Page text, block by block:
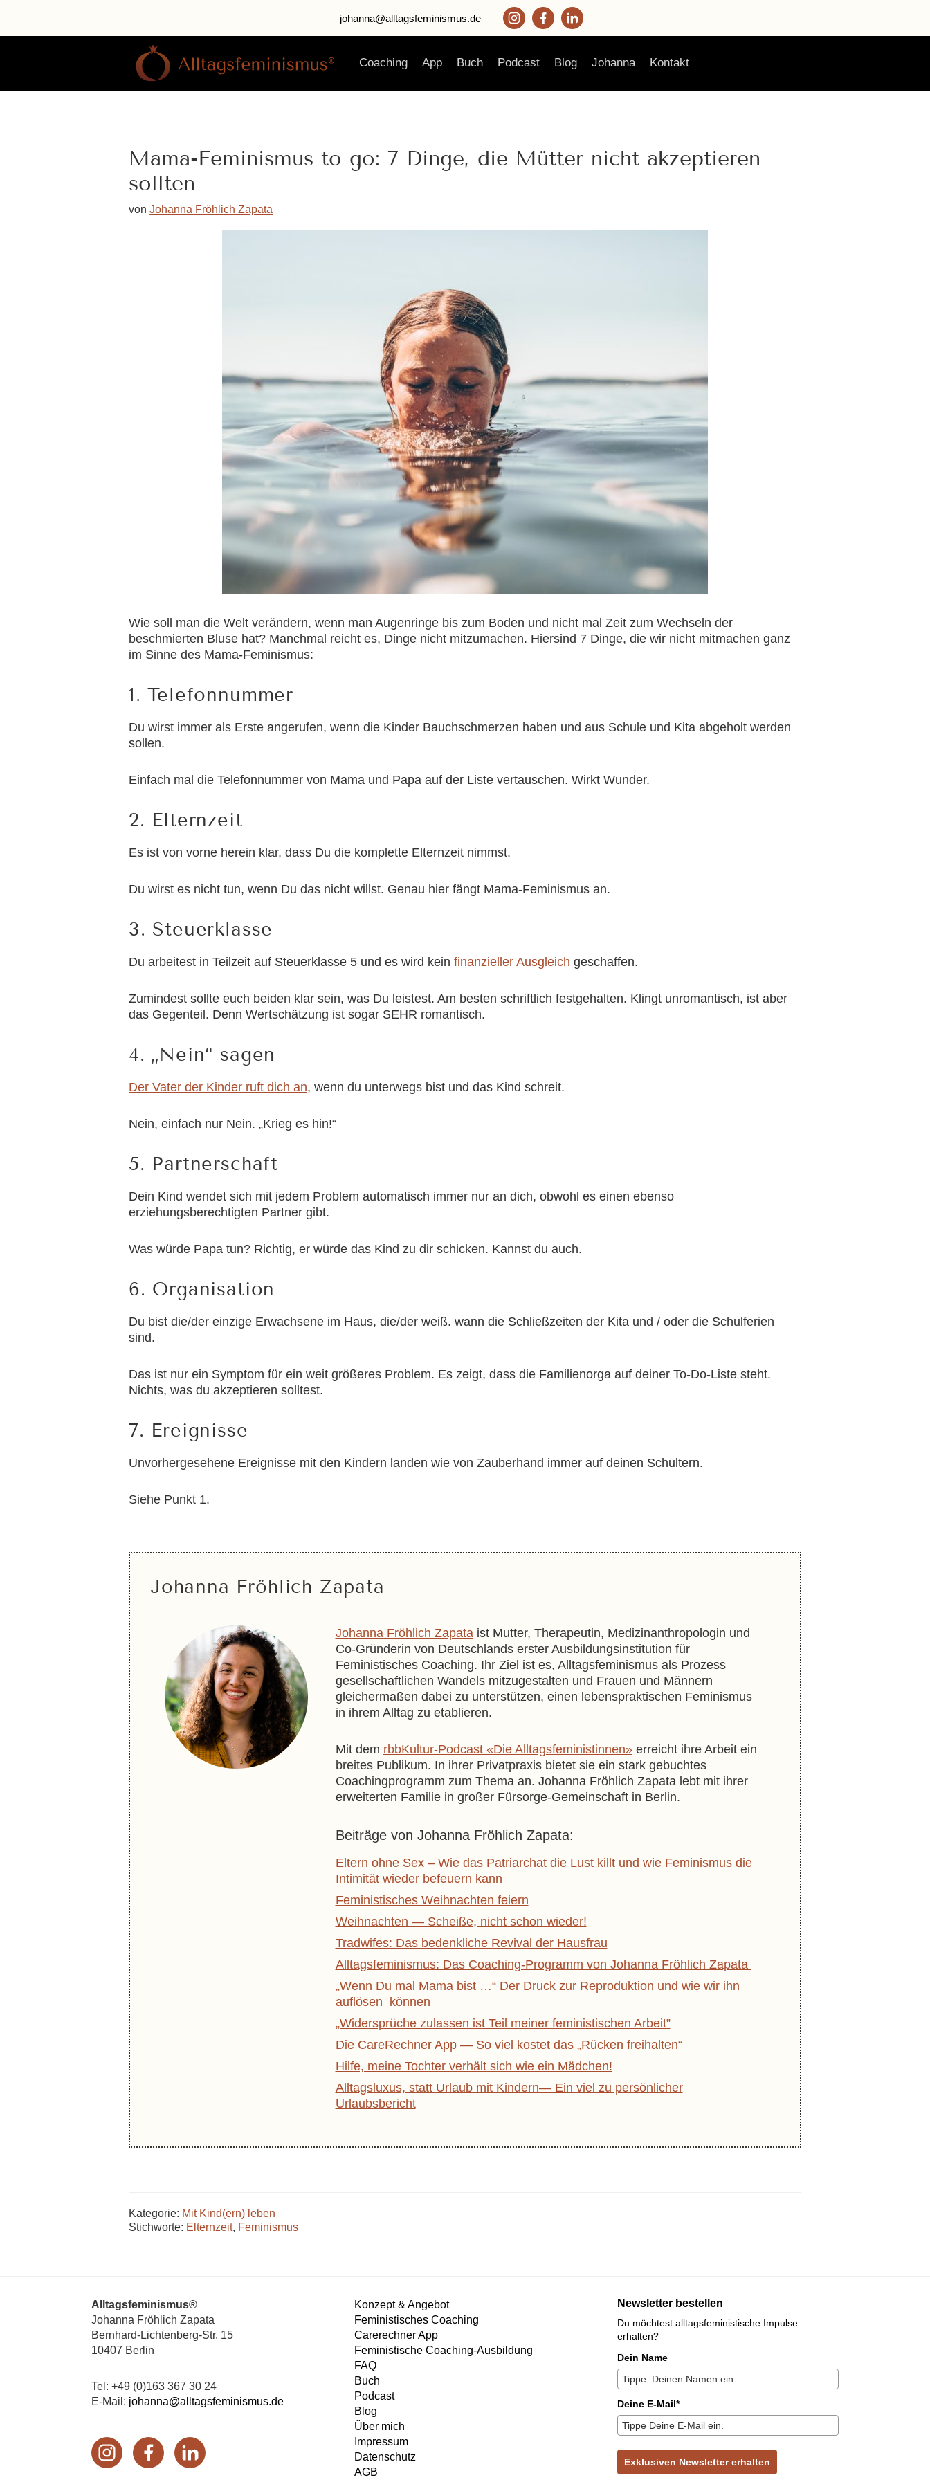
springen
springen
springen
johanna@alltagsfeminismus.de
Coaching App Buch Podcast Blog Johanna Kontakt
Mama-Feminismus to go: 7 Dinge, die Mütter nicht akzeptieren
sollten
von Johanna Fröhlich Zapata
Wie soll man die Welt verändern, wenn man Augenringe bis zum Boden und nicht mal Zeit zum Wechseln der
beschmierten Bluse hat? Manchmal reicht es, Dinge nicht mitzumachen. Hiersind 7 Dinge, die wir nicht mitmachen ganz
im Sinne des Mama-Feminismus:
1. Telefonnummer
Du wirst immer als Erste angerufen, wenn die Kinder Bauchschmerzen haben und aus Schule und Kita abgeholt werden
sollen.
Einfach mal die Telefonnummer von Mama und Papa auf der Liste vertauschen. Wirkt Wunder.
2. Elternzeit
Es ist von vorne herein klar, dass Du die komplette Elternzeit nimmst.
Du wirst es nicht tun, wenn Du das nicht willst. Genau hier fängt Mama-Feminismus an.
3. Steuerklasse
Du arbeitest in Teilzeit auf Steuerklasse 5 und es wird kein finanzieller Ausgleich geschaffen.
Zumindest sollte euch beiden klar sein, was Du leistest. Am besten schriftlich festgehalten. Klingt unromantisch, ist aber
das Gegenteil. Denn Wertschätzung ist sogar SEHR romantisch.
4. „Nein“ sagen
Der Vater der Kinder ruft dich an, wenn du unterwegs bist und das Kind schreit.
Nein, einfach nur Nein. „Krieg es hin!“
5. Partnerschaft
Dein Kind wendet sich mit jedem Problem automatisch immer nur an dich, obwohl es einen ebenso
erziehungsberechtigten Partner gibt.
Was würde Papa tun? Richtig, er würde das Kind zu dir schicken. Kannst du auch.
6. Organisation
Du bist die/der einzige Erwachsene im Haus, die/der weiß. wann die Schließzeiten der Kita und / oder die Schulferien
sind.
Das ist nur ein Symptom für ein weit größeres Problem. Es zeigt, dass die Familienorga auf deiner To-Do-Liste steht.
Nichts, was du akzeptieren solltest.
7. Ereignisse
Unvorhergesehene Ereignisse mit den Kindern landen wie von Zauberhand immer auf deinen Schultern.
Siehe Punkt 1.
Johanna Fröhlich Zapata
Johanna Fröhlich Zapataist Mutter, Therapeutin, Medizinanthropologin und
Co-Gründerin von Deutschlands erster Ausbildungsinstitution für
Feministisches Coaching. Ihr Ziel ist es, Alltagsfeminismus als Prozess
gesellschaftlichen Wandels mitzugestalten und Frauen und Männern
gleichermaßen dabei zu unterstützen, einen lebenspraktischen Feminismus
in ihrem Alltag zu etablieren.
Mit dem rbbKultur-Podcast «Die Alltagsfeministinnen»erreicht ihre Arbeit ein
breites Publikum. In ihrer Privatpraxis bietet sie ein stark gebuchtes
Coachingprogramm zum Thema an. Johanna Fröhlich Zapata lebt mit ihrer
erweiterten Familie in großer Fürsorge-Gemeinschaft in Berlin.
Johanna Fröhlich Zapata
Eltern ohne Sex – Wie das Patriarchat die Lust killt und wie Feminismus die
Intimität wieder befeuern kann
Feministisches Weihnachten feiern
Weihnachten — Scheiße, nicht schon wieder!
Tradwifes: Das bedenkliche Revival der Hausfrau
Alltagsfeminismus: Das Coaching-Programm von Johanna Fröhlich Zapata
„Wenn Du mal Mama bist …“ Der Druck zur Reproduktion und wie wir ihn
auflösen können
„Widersprüche zulassen ist Teil meiner feministischen Arbeit”
Die CareRechner App — So viel kostet das „Rücken freihalten“
Hilfe, meine Tochter verhält sich wie ein Mädchen!
Alltagsluxus, statt Urlaub mit Kindern— Ein viel zu persönlicher
Urlaubsbericht
Kategorie: Mit Kind(ern) leben
Stichworte: Elternzeit, Feminismus
Alltagsfeminismus®
Johanna Fröhlich Zapata
Bernhard-Lichtenberg-Str. 15
10407 Berlin
Tel: +49 (0)163 367 30 24
E-Mail: johanna@alltagsfeminismus.de
Konzept & Angebot
Feministisches Coaching
Carerechner App
Feministische Coaching-Ausbildung
FAQ
Buch
Podcast
Blog
Über mich
Impressum
Datenschutz
AGB
Newsletter bestellen
Du möchtest alltagsfeministische Impulse
erhalten?
Dein Name
Deine E-Mail*
Exklusiven Newsletter erhalten